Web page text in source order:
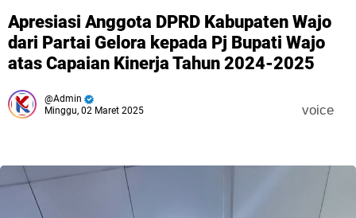
Apresiasi Anggota DPRD Kabupaten Wajo
dari Partai Gelora kepada Pj Bupati Wajo
atas Capaian Kinerja Tahun 2024-2025
Admin
Minggu, 02 Maret 2025
voice